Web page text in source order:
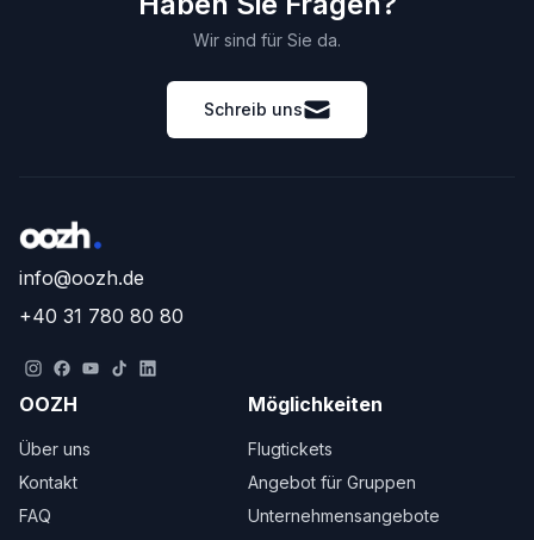
Wir sind für Sie da.
Schreib uns
info@oozh.de
+40 31 780 80 80
OOZH
Über uns
Kontakt
FAQ
Möglichkeiten
Flugtickets
Angebot für Gruppen
Unternehmensangebote